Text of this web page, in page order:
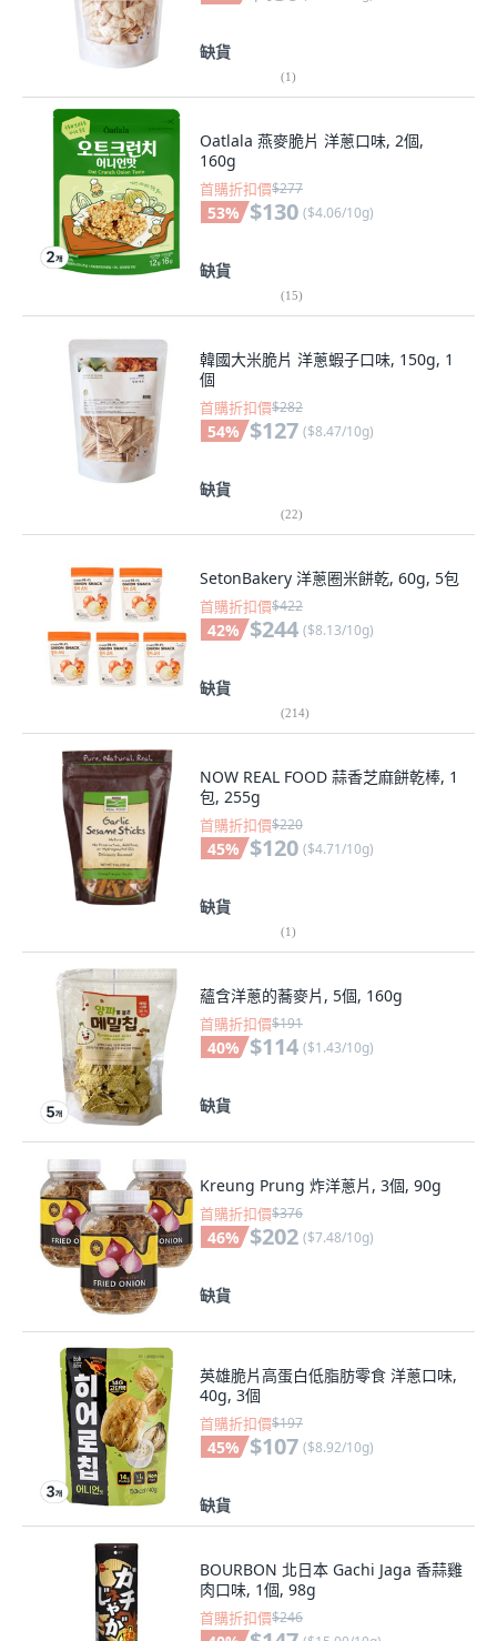
缺貨
(1)
Oatlala 燕麥脆片 洋蔥口味, 2個,
160g
首購折扣價$277
53% $130 ($4.06/10g)
缺貨
(15)
韓國大米脆片 洋蔥蝦子口味, 150g, 1
個
首購折扣價$282
54% $127 ($8.47/10g)
缺貨
(22)
SetonBakery 洋蔥圈米餅乾, 60g, 5包
首購折扣價$422
42% $244 ($8.13/10g)
缺貨
(214)
NOW REAL FOOD 蒜香芝麻餅乾棒, 1
包, 255g
首購折扣價$220
45% $120 ($4.71/10g)
缺貨
(1)
蘊含洋蔥的蕎麥片, 5個, 160g
首購折扣價$191
40% $114 ($1.43/10g)
缺貨
Kreung Prung 炸洋蔥片, 3個, 90g
首購折扣價$376
46% $202 ($7.48/10g)
缺貨
英雄脆片高蛋白低脂肪零食 洋蔥口味,
40g, 3個
首購折扣價$197
45% $107 ($8.92/10g)
缺貨
BOURBON 北日本 Gachi Jaga 香蒜雞
肉口味, 1個, 98g
首購折扣價$246